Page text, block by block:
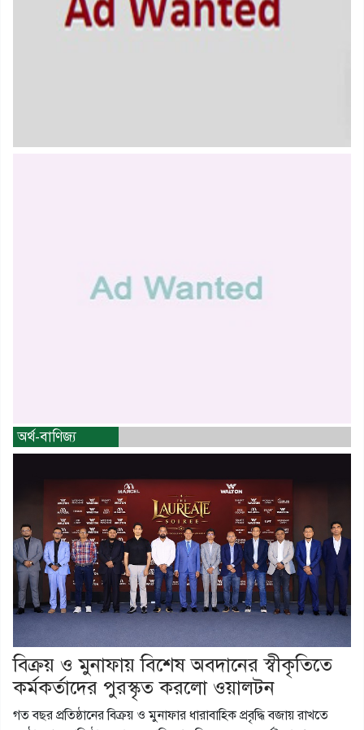
অর্থ-বাণিজ্য
বিক্রয় ও মুনাফায় বিশেষ অবদানের স্বীকৃতিতে
কর্মকর্তাদের পুরস্কৃত করলো ওয়ালটন
গত বছর প্রতিষ্ঠানের বিক্রয় ও মুনাফার ধারাবাহিক প্রবৃদ্ধি বজায় রাখতে